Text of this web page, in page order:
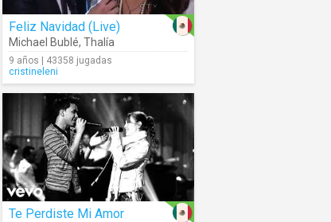
Feliz Navidad (Live)
Michael Bublé, Thalía
9 años | 43358 jugadas
cristineleni
Te Perdiste Mi Amor